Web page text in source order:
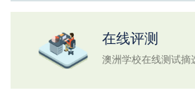
在线评测
澳洲学校在线测试摘